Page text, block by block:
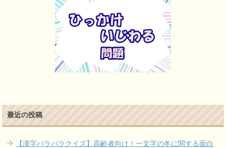
最近の投稿
【漢字バラバラクイズ】高齢者向け！一文字の冬に関する面白